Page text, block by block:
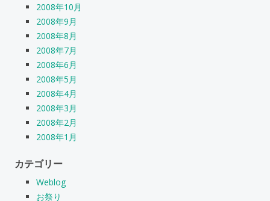
2008年10月
2008年9月
2008年8月
2008年7月
2008年6月
2008年5月
2008年4月
2008年3月
2008年2月
2008年1月
カテゴリー
Weblog
お祭り